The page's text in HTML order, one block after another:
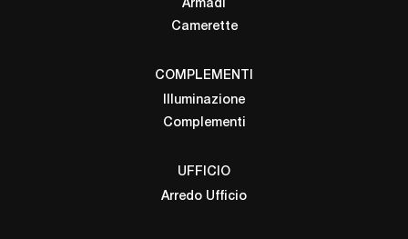
Armadi
Camerette
COMPLEMENTI
Illuminazione
Complementi
UFFICIO
Arredo Ufficio